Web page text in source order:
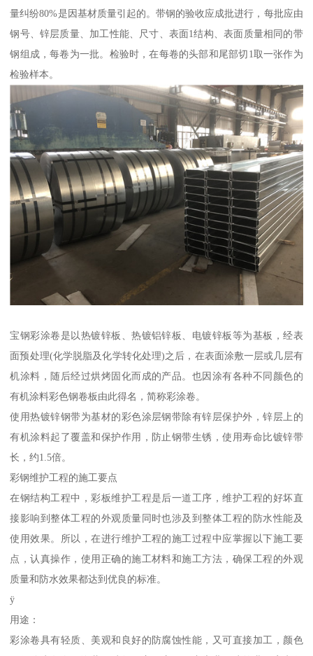
量纠纷80%是因基材质量引起的。带钢的验收应成批进行，每批应由
钢号、锌层质量、加工性能、尺寸、表面1结构、表面质量相同的带
钢组成，每卷为一批。检验时，在每卷的头部和尾部切1取一张作为
检验样本。
宝钢彩涂卷是以热镀锌板、热镀铝锌板、电镀锌板等为基板，经表
面预处理(化学脱脂及化学转化处理)之后，在表面涂敷一层或几层有
机涂料，随后经过烘烤固化而成的产品。也因涂有各种不同颜色的
有机涂料彩色钢卷板由此得名，简称彩涂卷。
使用热镀锌钢带为基材的彩色涂层钢带除有锌层保护外，锌层上的
有机涂料起了覆盖和保护作用，防止钢带生锈，使用寿命比镀锌带
长，约1.5倍。
彩钢维护工程的施工要点
在钢结构工程中，彩板维护工程是后一道工序，维护工程的好坏直
接影响到整体工程的外观质量同时也涉及到整体工程的防水性能及
使用效果。所以，在进行维护工程的施工过程中应掌握以下施工要
点，认真操作，使用正确的施工材料和施工方法，确保工程的外观
质量和防水效果都达到优良的标准。
ÿ
用途：
彩涂卷具有轻质、美观和良好的防腐蚀性能，又可直接加工，颜色